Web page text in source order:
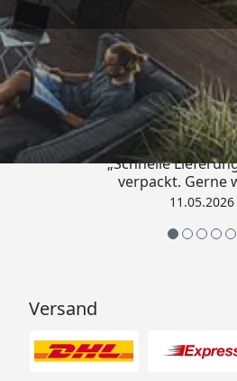
Trusted
4,93/ 5
„Schnelle
verpackt. Gerne
11.05.2026
Versand